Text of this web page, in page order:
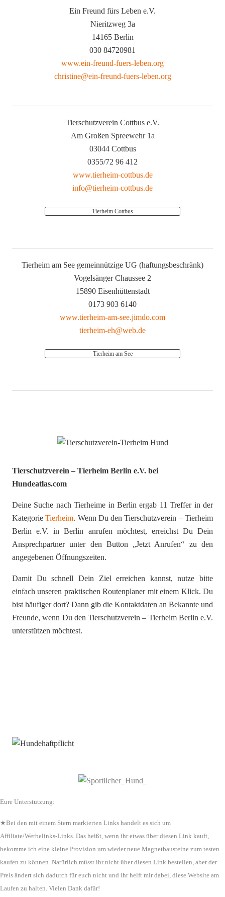
Ein Freund fürs Leben e.V.
Nieritzweg 3a
14165 Berlin
030 84720981
www.ein-freund-fuers-leben.org
christine@ein-freund-fuers-leben.org
Tierschutzverein Cottbus e.V.
Am Großen Spreewehr 1a
03044 Cottbus
0355/72 96 412
www.tierheim-cottbus.de
info@tierheim-cottbus.de
Tierheim Cottbus
Tierheim am See gemeinnützige UG (haftungsbeschränk)
Vogelsänger Chaussee 2
15890 Eisenhüttenstadt
0173 903 6140
www.tierheim-am-see.jimdo.com
tierheim-eh@web.de
Tierheim am See
Tierschutzverein – Tierheim Berlin e.V. bei
Hundeatlas.com
Deine Suche nach Tierheime in Berlin ergab 11 Treffer in der
KategorieTierheim. Wenn Du den Tierschutzverein – Tierheim
Berlin e.V. in Berlin anrufen möchtest, erreichst Du Dein
Ansprechpartner unter den Button „Jetzt Anrufen“ zu den
angegebenen Öffnungszeiten.
Damit Du schnell Dein Ziel erreichen kannst, nutze bitte
einfach unseren praktischen Routenplaner mit einem Klick. Du
bist häufiger dort? Dann gib die Kontaktdaten an Bekannte und
Freunde, wenn Du den Tierschutzverein – Tierheim Berlin e.V.
unterstützen möchtest.
Eure Unterstützung:
★Bei den mit einem Stern markierten Links handelt es sich um
Affiliate/Werbelinks-Links. Das heißt, wenn ihr etwas über diesen Link kauft,
bekomme ich eine kleine Provision um wieder neue Magnetbausteine zum testen
kaufen zu können. Natürlich müsst ihr nicht über diesen Link bestellen, aber der
Preis ändert sich dadurch für euch nicht und ihr helft mir dabei, diese Website am
Laufen zu halten. Vielen Dank dafür!